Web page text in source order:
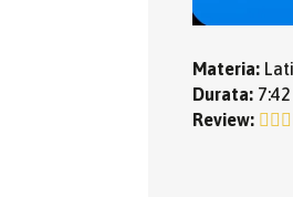
Materia:
Durata: 7:42
Review: